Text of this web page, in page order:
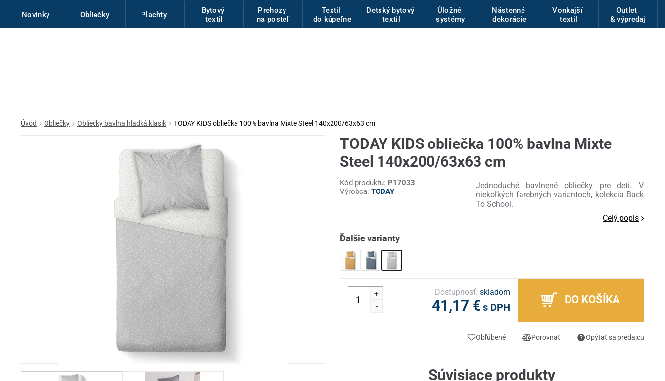
Novinky Obliečky Plachty
Bytový
textil
Prehozy
na posteľ
Textil
do kúpeľne
Detský bytový
textil
Úložné
systémy
Nástenné
dekorácie
Vonkajší
textil
Outlet
& výpredaj
Úvod Obliečky Obliečky bavlna hladká klasik TODAY KIDS obliečka 100% bavlna Mixte Steel 140x200/63x63 cm
TODAY KIDS obliečka 100% bavlna Mixte
Steel 140x200/63x63 cm
Kód produktu: P17033
Výrobca: TODAY
Jednoduché bavlnené obliečky pre deti. V
niekoľkých farebných variantoch, kolekcia Back
To School.
Celý popis
Ďalšie varianty
+
-
Dostupnosť: skladom
41,17 € s DPH
DO KOŠÍKA
Obľúbené Porovnať Opýtať sa predajcu
Súvisiace produkty